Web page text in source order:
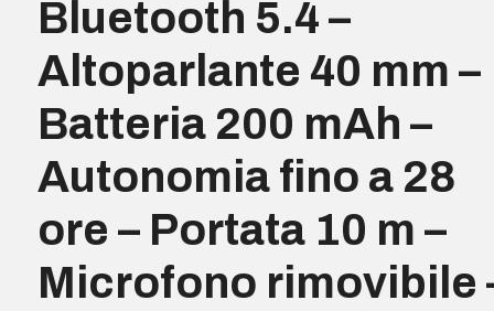
Bluetooth 5.4 –
Altoparlante 40 mm –
Batteria 200 mAh –
Autonomia fino a 28
ore – Portata 10 m –
Microfono rimovibile